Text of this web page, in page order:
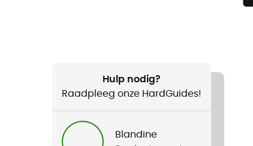
Hulp nodig?
Raadpleeg onze HardGuides!
Blandine